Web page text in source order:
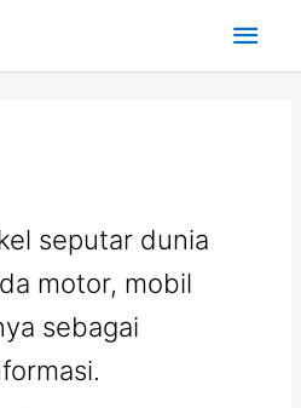
Main
seputar dunia
motor, mobil
sebagai